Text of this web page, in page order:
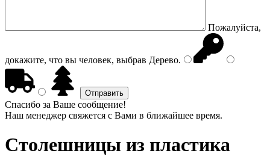
Пожалуйста,
докажите, что вы человек, выбрав Дерево.
Спасибо за Ваше сообщение!
Наш менеджер свяжется с Вами в ближайшее время.
Столешницы из пластика